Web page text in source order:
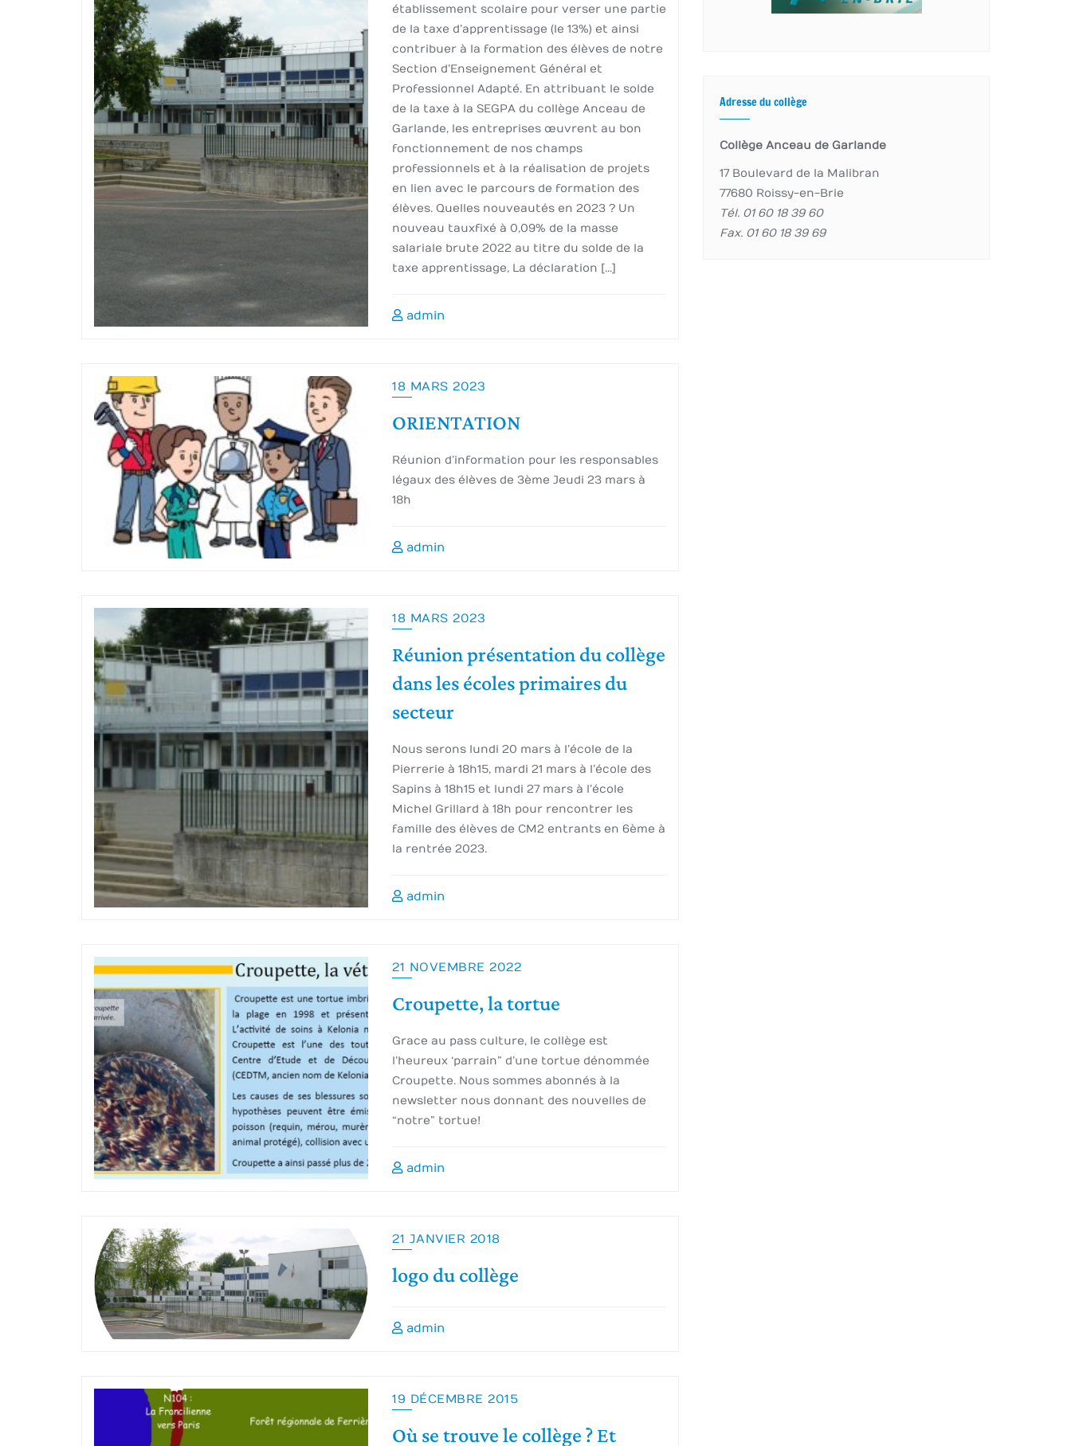
établissement scolaire pour verser une partie
de la taxe d’apprentissage (le 13%) et ainsi
contribuer à la formation des élèves de notre
Section d’Enseignement Général et
Professionnel Adapté. En attribuant le solde
de la taxe à la SEGPA du collège Anceau de
Garlande, les entreprises œuvrent au bon
fonctionnement de nos champs
professionnels et à la réalisation de projets
en lien avec le parcours de formation des
élèves. Quelles nouveautés en 2023 ? Un
nouveau taux fixé à 0,09% de la masse
salariale brute 2022 au titre du solde de la
taxe apprentissage, La déclaration […]
admin
18 MARS 2023
ORIENTATION
Réunion d’information pour les responsables
légaux des élèves de 3ème Jeudi 23 mars à
18h
admin
18 MARS 2023
Réunion présentation du collège
dans les écoles primaires du
secteur
Nous serons lundi 20 mars à l’école de la
Pierrerie à 18h15, mardi 21 mars à l’école des
Sapins à 18h15 et lundi 27 mars à l’école
Michel Grillard à 18h pour rencontrer les
famille des élèves de CM2 entrants en 6ème à
la rentrée 2023.
admin
21 NOVEMBRE 2022
Croupette, la tortue
Grace au pass culture, le collège est
l’heureux ‘parrain” d’une tortue dénommée
Croupette. Nous sommes abonnés à la
newsletter nous donnant des nouvelles de
“notre” tortue!
admin
21 JANVIER 2018
logo du collège
admin
19 DÉCEMBRE 2015
Où se trouve le collège ? Et
Adresse du collège
Collège Anceau de Garlande
17 Boulevard de la Malibran
77680 Roissy-en-Brie
Tél. 01 60 18 39 60
Fax. 01 60 18 39 69